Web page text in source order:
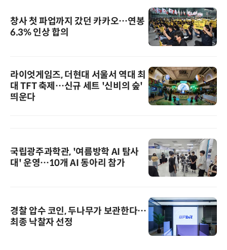
창사 첫 파업까지 갔던 카카오…연봉
6.3% 인상 합의
라이엇게임즈, 더현대 서울서 역대 최
대 TFT 축제…신규 세트 '신비의 숲'
띄운다
국립광주과학관, '여름방학 AI 탐사
대' 운영…10개 AI 동아리 참가
경찰 압수 코인, 두나무가 보관한다…
최종 낙찰자 선정